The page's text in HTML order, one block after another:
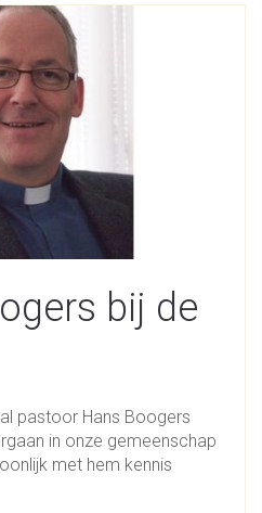
bij de
pastoor Hans Boogers
in onze gemeenschap
met hem kennis